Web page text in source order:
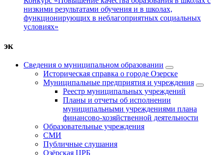
низкими результатами обучения и в школах,
функционирующих в неблагоприятных социальных
условиях»
эк
Сведения о муниципальном образовании
Историческая справка о городе Озерске
Муниципальные предприятия и учреждения
Реестр муниципальных учреждений
Планы и отчеты об исполнении
муниципальными учреждениями плана
финансово-хозяйственной деятельности
Образовательные учреждения
СМИ
Публичные слушания
Озёрская ЦРБ